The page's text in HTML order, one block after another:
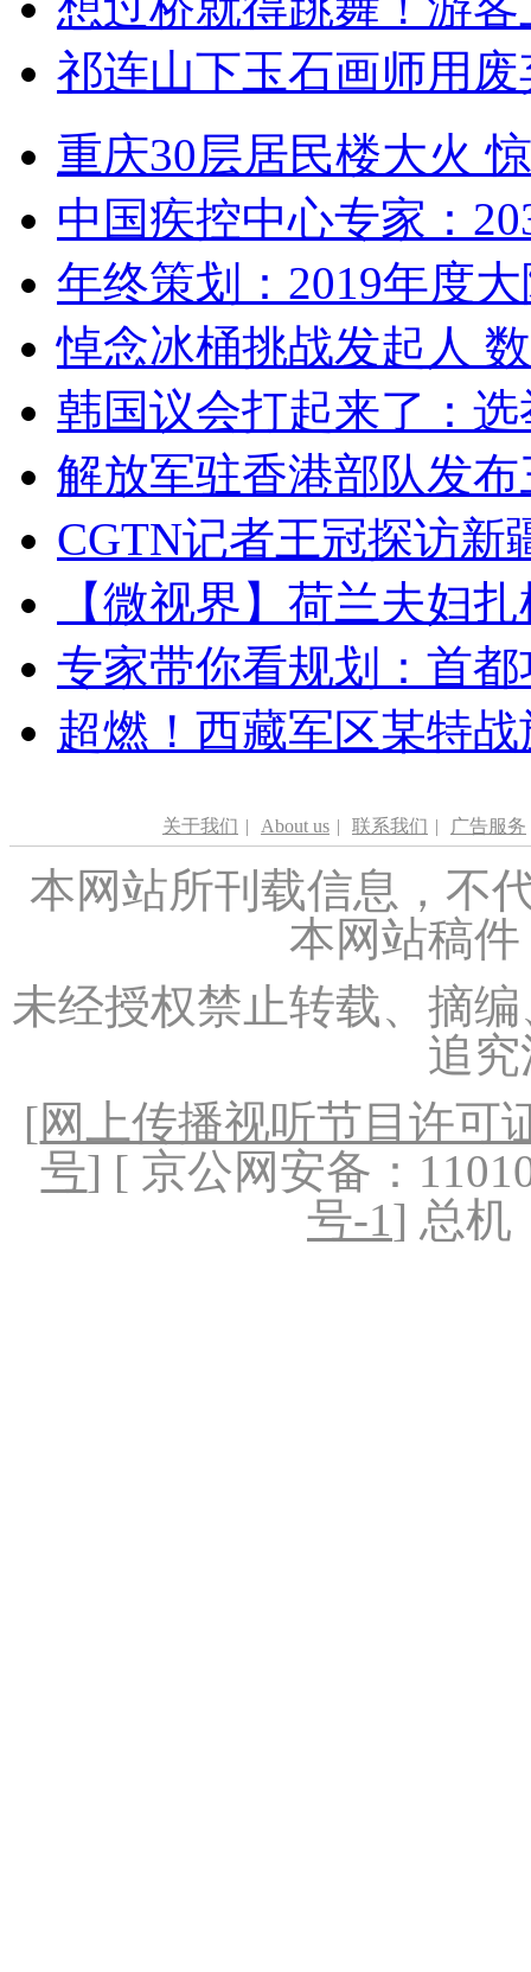
祁连山下玉石画师用
重庆30层居民楼大火
中国疾控中心专家：
年终策划：2019年度
悼念冰桶挑战发起人
韩国议会打起来了：
解放军驻香港部队发
CGTN记者王冠探访新
【微视界】荷兰夫妇
专家带你看规划：首
超燃！西藏军区某特
关于我们 | About us | 联系我们 | 广告服务
本网站所刊载信息，不
本网站稿
未经授权禁止转载、摘
追
[网上传播视听节目许可
号] [ 京公网安备：
号-1] 总机